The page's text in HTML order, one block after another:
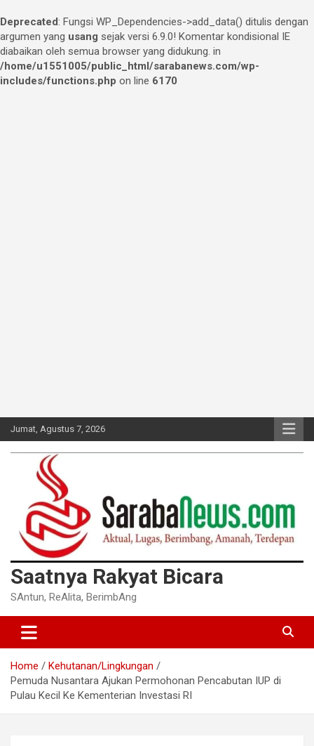
Deprecated: Fungsi WP_Dependencies->add_data() ditulis dengan
argumen yang usang sejak versi 6.9.0! Komentar kondisional IE
diabaikan oleh semua browser yang didukung. in
/home/u1551005/public_html/sarabanews.com/wp-
includes/functions.php on line 6170
Jumat, Agustus 7, 2026
Saatnya Rakyat Bicara
SAntun, ReAlita, BerimbAng
Home
Kehutanan/Lingkungan
Pemuda Nusantara Ajukan Permohonan Pencabutan IUP di
Pulau Kecil Ke Kementerian Investasi RI